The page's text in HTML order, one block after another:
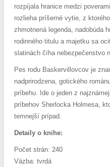
rozpíjala hranice medzi
rozlieha príšerné vytie, z
zhmotnená legenda, nadobúda
rodinného titulu a majetku sa
slatinách číha nebezpečenstvo
Pes rodu Baskervillovcov je
nadprirodzena, gotického
príbehu. Ide o jeden z
príbehov Sherlocka Holmesa,
temnejší prípad.
Detaily o knihe:
Počet strán: 240
Väzba: tvrdá